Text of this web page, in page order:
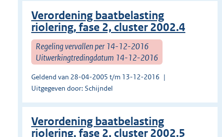
Verordening baatbelasting
riolering, fase 2, cluster 2002.4
Regeling vervallen per 14-12-2016
Uitwerkingtredingdatum 14-12-2016
Geldend van 28-04-2005 t/m 13-12-2016
Uitgegeven door: Schijndel
Verordening baatbelasting
riolering, fase 2, cluster 2002.5